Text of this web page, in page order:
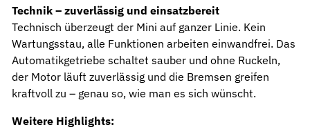
Technik – zuverlässig und einsatzbereit
Technisch überzeugt der Mini auf ganzer Linie. Kein
Wartungsstau, alle Funktionen arbeiten einwandfrei. Das
Automatikgetriebe schaltet sauber und ohne Ruckeln,
der Motor läuft zuverlässig und die Bremsen greifen
kraftvoll zu – genau so, wie man es sich wünscht.
Weitere Highlights: